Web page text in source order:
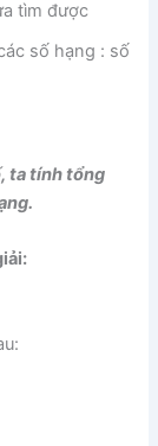
tìm được
số hạng : số
ta tính tổng